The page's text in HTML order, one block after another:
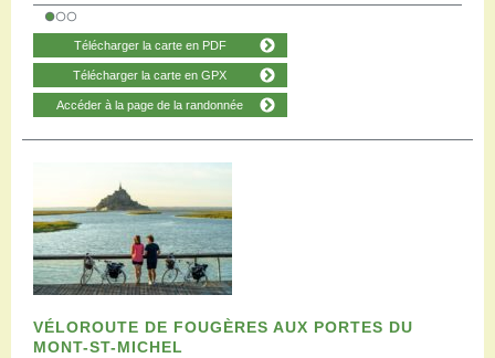
Télécharger la carte en PDF
Télécharger la carte en GPX
Accéder à la page de la randonnée
VÉLOROUTE DE FOUGÈRES AUX PORTES DU
MONT-ST-MICHEL